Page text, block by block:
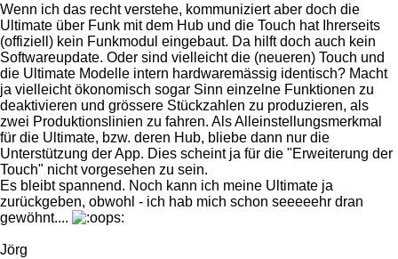
Wenn ich das recht verstehe, kommuniziert aber doch die
Ultimate über Funk mit dem Hub und die Touch hat Ihrerseits
(offiziell) kein Funkmodul eingebaut. Da hilft doch auch kein
Softwareupdate. Oder sind vielleicht die (neueren) Touch und
die Ultimate Modelle intern hardwaremässig identisch? Macht
ja vielleicht ökonomisch sogar Sinn einzelne Funktionen zu
deaktivieren und grössere Stückzahlen zu produzieren, als
zwei Produktionslinien zu fahren. Als Alleinstellungsmerkmal
für die Ultimate, bzw. deren Hub, bliebe dann nur die
Unterstützung der App. Dies scheint ja für die "Erweiterung der
Touch" nicht vorgesehen zu sein.
Es bleibt spannend. Noch kann ich meine Ultimate ja
zurückgeben, obwohl - ich hab mich schon seeeeehr dran
gewöhnt....
Jörg